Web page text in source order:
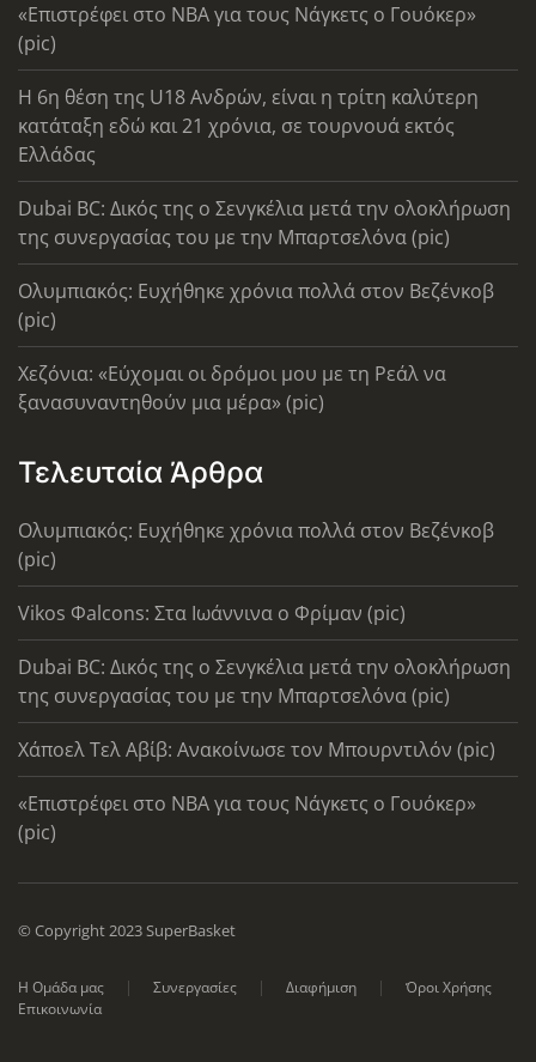
«Επιστρέφει στο ΝΒΑ για τους Νάγκετς ο Γουόκερ»
(pic)
Η 6η θέση της U18 Ανδρών, είναι η τρίτη καλύτερη
κατάταξη εδώ και 21 χρόνια, σε τουρνουά εκτός
Ελλάδας
Dubai BC: Δικός της ο Σενγκέλια μετά την ολοκλήρωση
της συνεργασίας του με την Μπαρτσελόνα (pic)
Ολυμπιακός: Ευχήθηκε χρόνια πολλά στον Βεζένκοβ
(pic)
Χεζόνια: «Εύχομαι οι δρόμοι μου με τη Ρεάλ να
ξανασυναντηθούν μια μέρα» (pic)
Τελευταία Άρθρα
Ολυμπιακός: Ευχήθηκε χρόνια πολλά στον Βεζένκοβ
(pic)
Vikos Φalcons: Στα Ιωάννινα ο Φρίμαν (pic)
Dubai BC: Δικός της ο Σενγκέλια μετά την ολοκλήρωση
της συνεργασίας του με την Μπαρτσελόνα (pic)
Χάποελ Τελ Αβίβ: Ανακοίνωσε τον Μπουρντιλόν (pic)
«Επιστρέφει στο ΝΒΑ για τους Νάγκετς ο Γουόκερ»
(pic)
© Copyright 2023 SuperBasket
Η Ομάδα μας Συνεργασίες Διαφήμιση
Όροι Χρήσης
Επικοινωνία